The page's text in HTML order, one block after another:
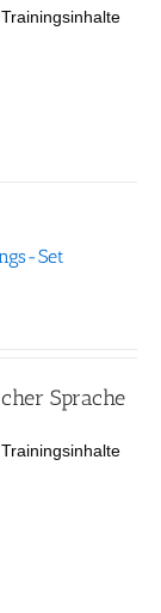
Set
Sprache